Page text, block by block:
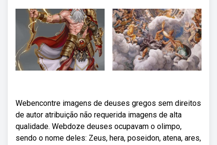
Webencontre imagens de deuses gregos sem direitos
de autor atribuição não requerida imagens de alta
qualidade. Webdoze deuses ocupavam o olimpo,
sendo o nome deles: Zeus, hera, poseidon, atena, ares,